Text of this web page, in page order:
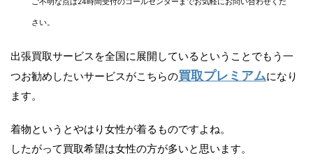
さい。
出張買取サービスを全国に展開しているということでもう一
つお勧めしたいサービスがこちらの買取プレミアムになり
ます。
着物というとやはり女性が着るものですよね。
したがって買取希望は女性の方が多いと思います。